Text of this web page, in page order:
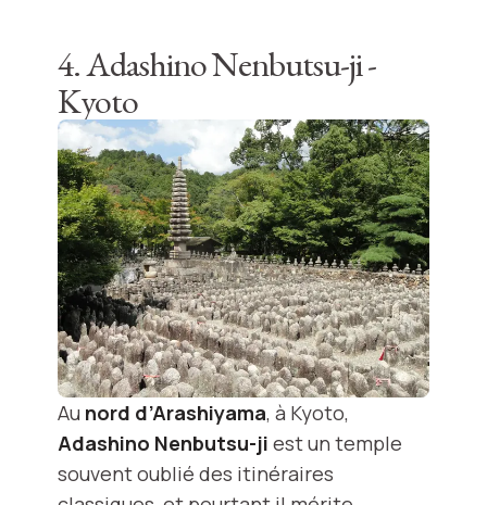
4. Adashino Nenbutsu-ji -
Kyoto
Au nord d’Arashiyama, à Kyoto,
Adashino Nenbutsu-ji est un temple
souvent oublié des itinéraires